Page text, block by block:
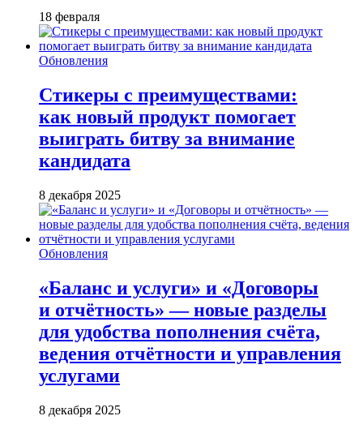
18 февраля
Обновления
Стикеры с преимуществами:
как новый продукт помогает
выиграть битву за внимание
кандидата
8 декабря 2025
Обновления
«Баланс и услуги» и «Договоры
и отчётность» — новые разделы
для удобства пополнения счёта,
ведения отчётности и управления
услугами
8 декабря 2025